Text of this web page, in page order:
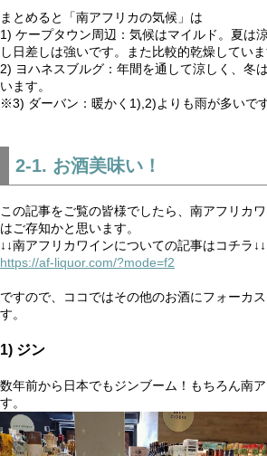
まとめると「南アフリカの気候」は
1) ケープタウン周辺：気候はマイルド。夏は
し日差しは強いです。また比較的乾燥していま
2) ヨハネスブルグ：年間を通して涼しく、冬
います。
※3) ダーバン：暖かく1),2)よりも雨が多いで
2-1. お酒美味い！
この記事をご覧の皆様でしたら、南アフリカ
はご存知かと思います。
↓↓南アフリカワインについての記事はコチラ↓↓
https://af-liquor.com/?mode=f2
ですので、ココではその他のお酒にフォーカ
す。
1) ジン
数年前から日本でもジンブーム！もちろん南
す。